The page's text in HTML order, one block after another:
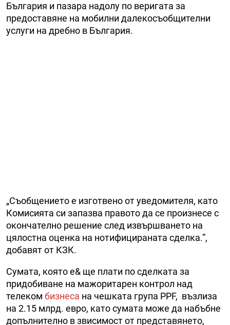
България и пазара надолу по веригата за
предоставяне на мобилни далекосъобщителни
услуги на дребно в България.
„Съобщението е изготвено от уведомителя, като
Комисията си запазва правото да се произнесе с
окончателно решение след извършването на
цялостна оценка на нотифицираната сделка.”,
добавят от КЗК.
Сумата, която e& ще плати по сделката за
придобиване на мажоритарен контрол над
телеком бизнеса на чешката група PPF, възлиза
на 2.15 млрд. евро, като сумата може да набъбне
допълнително в звисимост от представянето,